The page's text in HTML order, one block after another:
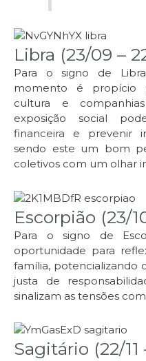
Libra (23/09 –
Para o signo de
momento é propício
cultura e
exposição social
financeira e prevenir
sendo este um bom
coletivos com um olhar
Escorpião (23/
Para o signo de
oportunidade para
família, potencializando
justa de
sinalizam as tensões
Sagitário (22/11